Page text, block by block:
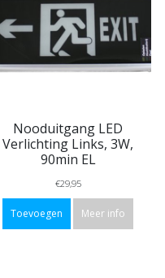
Nooduitgang LED
Verlichting Links, 3W,
90min EL
€29,95
Toevoegen Meer info